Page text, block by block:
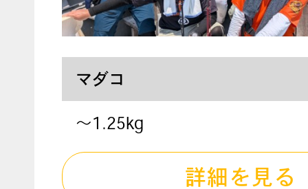
マダコ
〜1.25kg
詳細を見る